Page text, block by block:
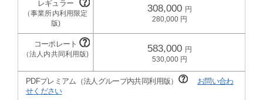
308,000
280,000
583,000
530,000
PDFプレミアム（法人グループ内共同利用版）
お問い合わ
せください